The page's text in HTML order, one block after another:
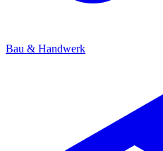
Bau & Handwerk